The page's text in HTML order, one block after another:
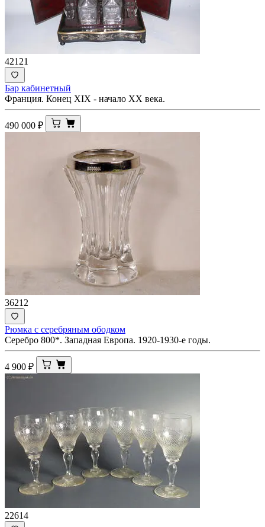
42121
Бар кабинетный
Франция. Конец XIX - начало ХХ века.
490 000 ₽
36212
Рюмка с серебряным ободком
Серебро 800*. Западная Европа. 1920-1930-е годы.
4 900 ₽
22614